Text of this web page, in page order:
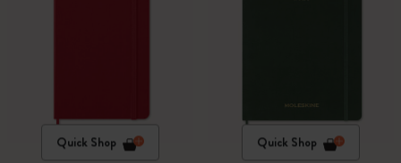
Quick Shop Quick Shop